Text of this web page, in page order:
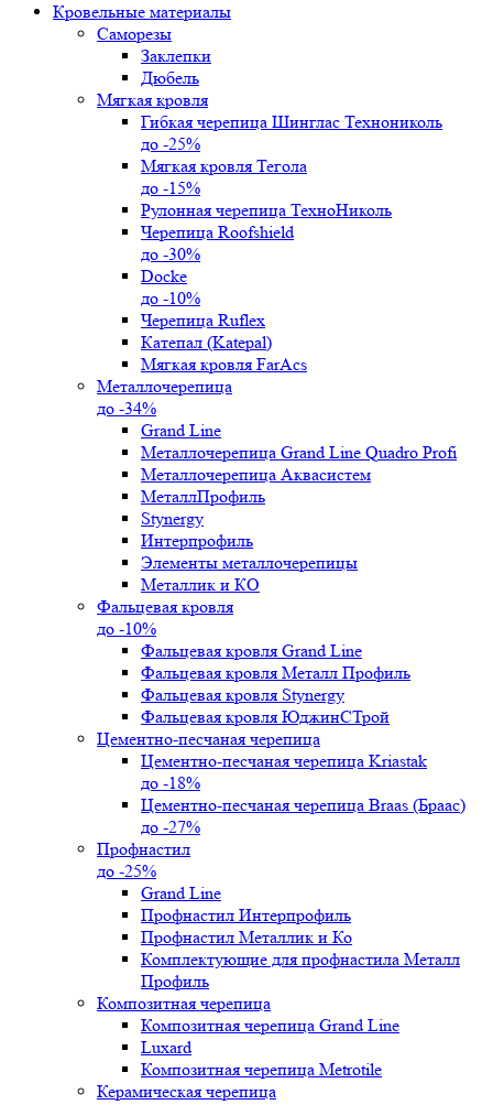
Кровельные материалы
Саморезы
Заклепки
Дюбель
Мягкая кровля
Гибкая черепица Шинглас Технониколь
до -25%
Мягкая кровля Тегола
до -15%
Рулонная черепица ТехноНиколь
Черепица Roofshield
до -30%
Docke
до -10%
Черепица Ruflex
Катепал (Katepal)
Мягкая кровля FarAcs
Металлочерепица
до -34%
Grand Line
Металлочерепица Grand Line Quadro Profi
Металлочерепица Аквасистем
МеталлПрофиль
Stynergy
Интерпрофиль
Элементы металлочерепицы
Металлик и КО
Фальцевая кровля
до -10%
Фальцевая кровля Grand Line
Фальцевая кровля Металл Профиль
Фальцевая кровля Stynergy
Фальцевая кровля ЮджинСТрой
Цементно-песчаная черепица
Цементно-песчаная черепица Kriastak
до -18%
Цементно-песчаная черепица Braas (Браас)
до -27%
Профнастил
до -25%
Grand Line
Профнастил Интерпрофиль
Профнастил Металлик и Ко
Комплектующие для профнастила Металл
Профиль
Композитная черепица
Композитная черепица Grand Line
Luxard
Композитная черепица Metrotile
Керамическая черепица